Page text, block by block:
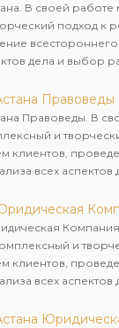
В своей
подход
дела и выбор
Правоведы
Правоведы. В
и
всех аспектов
и
всех аспектов